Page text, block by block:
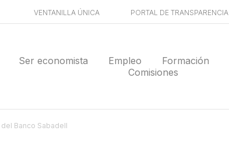
VENTANILLA ÚNICA PORTAL DE TRANSPARENCIA
Ser economista Empleo Formación
Comisiones
Banco Sabadell